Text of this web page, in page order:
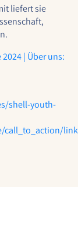
liefert sie
| Über uns:
shell-youth-
anonym.
wie